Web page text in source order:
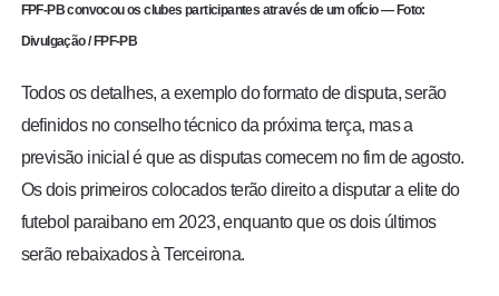
FPF-PB convocou os clubes participantes através de um ofício — Foto:
Divulgação / FPF-PB
Todos os detalhes, a exemplo do formato de disputa, serão
definidos no conselho técnico da próxima terça, mas a
previsão inicial é que as disputas comecem no fim de agosto.
Os dois primeiros colocados terão direito a disputar a elite do
futebol paraibano em 2023, enquanto que os dois últimos
serão rebaixados à Terceirona.